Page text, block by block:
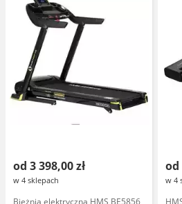
od 3 398,00 zł
w 4 sklepach
Bieżnia elektryczna HMS BE5856
od
w 4